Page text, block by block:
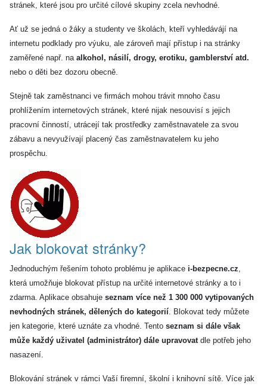
stránek, které jsou pro určité cílové skupiny zcela nevhodné.
Ať už se jedná o žáky a studenty ve školách, kteří vyhledávájí na
internetu podklady pro výuku, ale zároveň mají přístup i na stránky
zaměřené např. na alkohol, násilí, drogy, erotiku, gamblerství atd.
nebo o děti bez dozoru obecně.
Stejně tak zaměstnanci ve firmách mohou trávit mnoho času
prohlížením internetových stránek, které nijak nesouvisí s jejich
pracovní činností, utrácejí tak prostředky zaměstnavatele za svou
zábavu a nevyužívají placený čas zaměstnavatelem ku jeho
prospěchu.
Jak blokovat stránky?
Jednoduchým řešením tohoto problému je aplikace i-bezpecne.cz,
která umožňuje blokovat přístup na určité internetové stránky a to i
zdarma. Aplikace obsahuje seznam více než 1 300 000 vytipovaných
nevhodných stránek, dělených do kategorií. Blokovat tedy můžete
jen kategorie, které uznáte za vhodné. Tento seznam si dále však
může každý uživatel (administrátor) dále upravovatdle potřeb jeho
nasazení.
Blokování stránek v rámci Vaší firemní, školní i knihovní sítě. Více jak